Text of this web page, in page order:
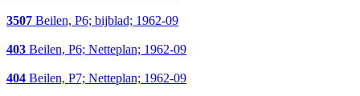
3507 Beilen, P6; bijblad; 1962-09
403 Beilen, P6; Netteplan; 1962-09
404 Beilen, P7; Netteplan; 1962-09